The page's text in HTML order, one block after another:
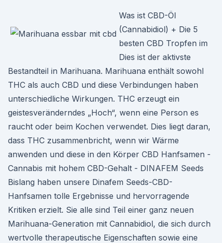
Was ist CBD-Öl
(Cannabidiol) + Die 5
besten CBD Tropfen im
Dies ist der aktivste
Bestandteil in Marihuana. Marihuana enthält sowohl
THC als auch CBD und diese Verbindungen haben
unterschiedliche Wirkungen. THC erzeugt ein
geistesveränderndes „Hoch“, wenn eine Person es
raucht oder beim Kochen verwendet. Dies liegt daran,
dass THC zusammenbricht, wenn wir Wärme
anwenden und diese in den Körper CBD Hanfsamen -
Cannabis mit hohem CBD-Gehalt - DINAFEM Seeds
Bislang haben unsere Dinafem Seeds-CBD-
Hanfsamen tolle Ergebnisse und hervorragende
Kritiken erzielt. Sie alle sind Teil einer ganz neuen
Marihuana-Generation mit Cannabidiol, die sich durch
wertvolle therapeutische Eigenschaften sowie eine